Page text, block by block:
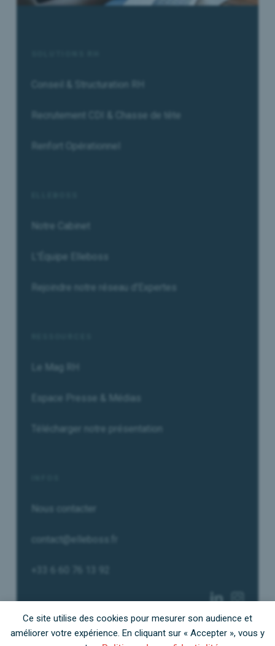
Ce site utilise des cookies pour mesurer son audience et
améliorer votre expérience. En cliquant sur « Accepter », vous y
Conseil & Structuration RH
Recrutement CDI & Chasse de tête
Renfort Opérationnel
Notre Cabinet
L'Équipe Elleboss
Rejoindre notre réseau d'Expertes
Le Mag RH
Espace Presse & Médias
Télécharger notre présentation
Nous contacter
contact@elleboss.fr